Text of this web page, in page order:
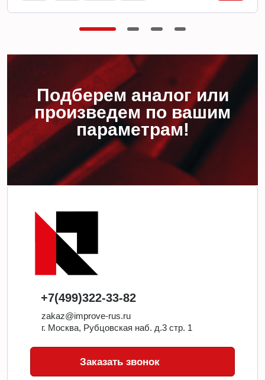
Подберем аналог или
произведем по вашим
параметрам!
+7(499)322-33-82
zakaz@improve-rus.ru
г. Москва, Рубцовская наб. д.3 стр. 1
Заказать звонок